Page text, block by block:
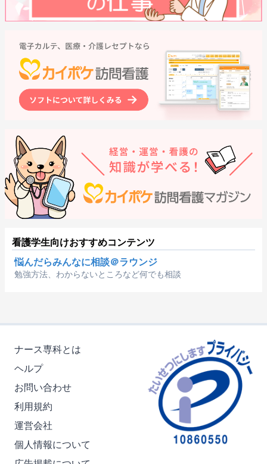
看護学生向けおすすめコンテンツ
悩んだらみんなに相談＠ラウンジ
勉強方法、わからないところなど何でも相談
ナース専科とは
ヘルプ
お問い合わせ
利用規約
運営会社
個人情報について